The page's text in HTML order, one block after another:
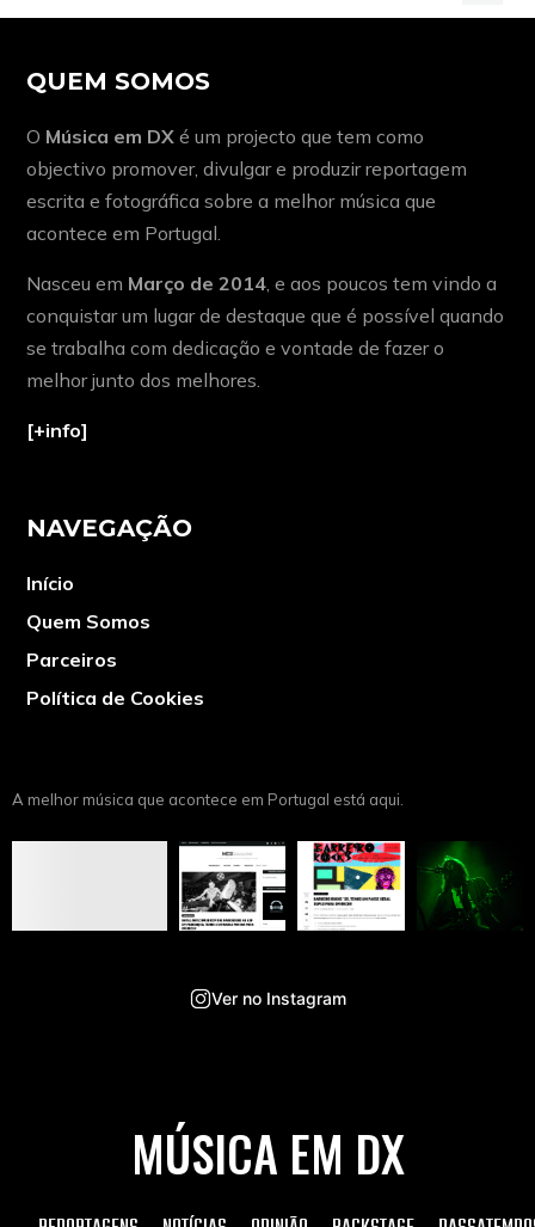
QUEM SOMOS
O Música em DX é um projecto que tem como
objectivo promover, divulgar e produzir reportagem
escrita e fotográfica sobre a melhor música que
acontece em Portugal.
Nasceu em Março de 2014 , e aos poucos tem vindo a
conquistar um lugar de destaque que é possível quando
se trabalha com dedicação e vontade de fazer o
melhor junto dos melhores.
[+info]
NAVEGAÇÃO
Início
Quem Somos
Parceiros
Política de Cookies
A melhor música que acontece em Portugal está aqui.
Ver no Instagram
MÚSICA EM DX